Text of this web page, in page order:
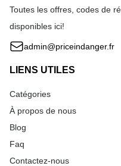
Toutes les offres, codes de
disponibles ici!
admin@priceindanger.fr
LIENS UTILES
Catégories
À propos de nous
Blog
Faq
Contactez-nous